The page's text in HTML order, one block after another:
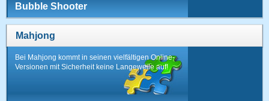
Bubble Shooter
Mahjong
Bei Mahjong kommt in seinen vielfältigen Online-
Versionen mit Sicherheit keine Langeweile auf!